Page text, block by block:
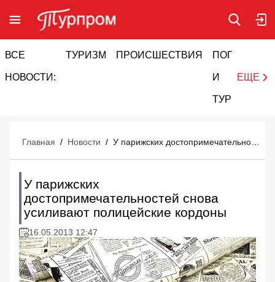
ВСЕ
НОВОСТИ:
ТУРИЗМ ПРОИСШЕСТВИЯ ПОГОДА
И
ТУРИЗМ
ЕЩЕ
Главная / Новости /
У парижских
достопримечательностей снова
усиливают полицейские кордоны
16.05.2013 12:47